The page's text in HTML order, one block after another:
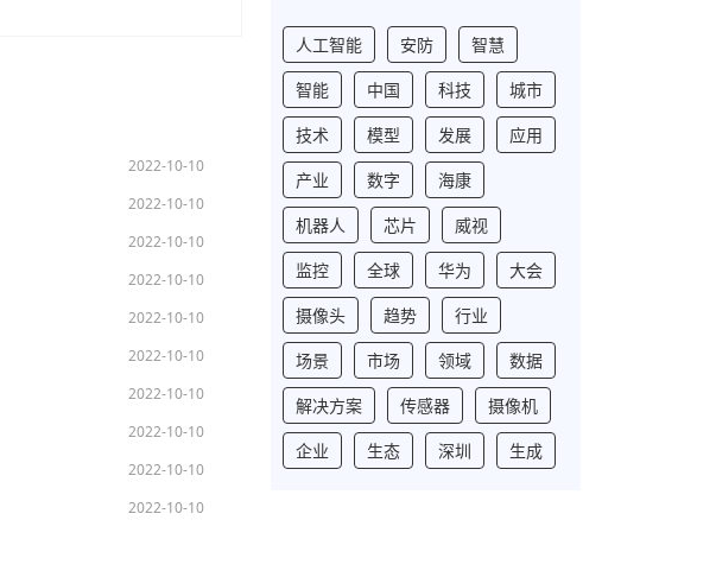
2022-10-10
2022-10-10
2022-10-10
2022-10-10
2022-10-10
2022-10-10
2022-10-10
2022-10-10
2022-10-10
2022-10-10
人工智能 安防
智慧
智能
中国 科技
城市
技术
模型 发展
应用
产业
数字
海康
机器人
芯片
威视
监控
全球 华为
大会
摄像头
趋势
行业
场景
市场 领域
数据
解决方案
传感器
摄像机
企业
生态 深圳 生成